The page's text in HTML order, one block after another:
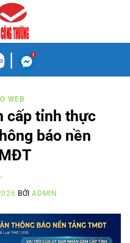
|
WEB
cấp tỉnh thực
báo nền
BỞIADMIN